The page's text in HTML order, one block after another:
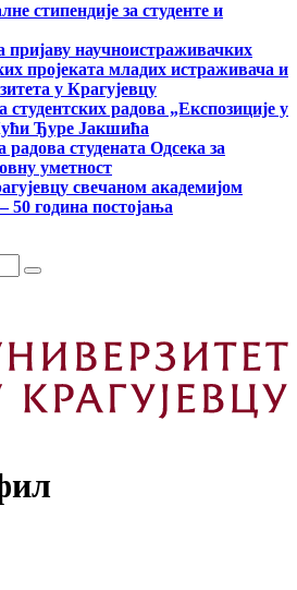
стипендије за студенте и
научноистраживачких
пројеката младих истраживача и
у Крагујевцу
радова „Експозиције у
Ђуре Јакшића
студената Одсека за
уметност
свечаном академијом
50 година постојања